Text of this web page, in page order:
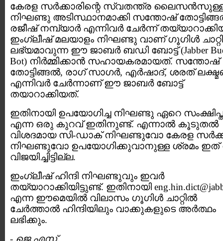
കേരള സര്‍ക്കാരിന്റെ സ്വതന്ത്ര
നിഘണ്ടു അടിസ്ഥാനമാക്കി സന്തോഷ്‌
രജീഷ് നമ്പ്യാര്‍ എന്നിവര്‍ ചേര്‍ന്ന്
ഇംഗ്ലീഷ്‌ മലയാളം നിഘണ്ടു വാണ് ഗൂഗിള്‍
ലഭ്യമാവുന്ന ഈ ജാബര്‍ ബഡി ബോട്ട് (Jabber
Bot) നിര്‍മ്മിക്കാന്‍ സഹായകരമായത്. സന്തോഷ്‌
തോട്ടിങ്ങല്‍, രാഗ് സാഗര്‍, എര്‍ഷാദ്‌, ശരത്
എന്നിവര്‍ ചേര്‍ന്നാണ് ഈ ജാബര്‍ ബോട്ട്
തയാറാക്കിയത്.
ഇതിനായി ഉപയോഗിച്ച നിഘണ്ടു ഏറെ
എന്ന ഒരു കുറവ്‌ ഇതിനുണ്ട്. എന്നാല്‍ കൂടുതല്‍
വിശദമായ സി-ഡാക് നിഘണ്ടുവോ കേരള
നിഘണ്ടുവോ ഉപയോഗിക്കുവാനുള്ള ശ്രമം ഇത്
വിജയിച്ചിട്ടില്ല.
ഇംഗ്ലീഷ് ഹിന്ദി നിഘണ്ടുവും ഇവര്‍
തയ്യാറാക്കിയിട്ടുണ്ട്. ഇതിനായി
എന്ന ഈമെയില്‍ വിലാസം ഗൂഗിള്‍ ചാറ്റില്‍
ചേര്‍ത്താല്‍ ഹിന്ദിയിലും വാക്കുകളുടെ അര്‍ത്ഥം
ലഭിക്കും.
- ജെ.എസ്.